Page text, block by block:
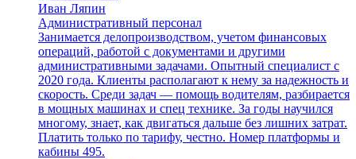
Иван Ляпин
Административный персонал
Занимается делопроизводством, учетом финансовых
операций, работой с документами и другими
административными задачами. Опытный специалист с
2020 года. Клиенты располагают к нему за надежность и
скорость. Среди задач — помощь водителям, разбирается
в мощных машинах и спец технике. За годы научился
многому, знает, как двигаться дальше без лишних затрат.
Платить только по тарифу, честно. Номер платформы и
кабины 495.